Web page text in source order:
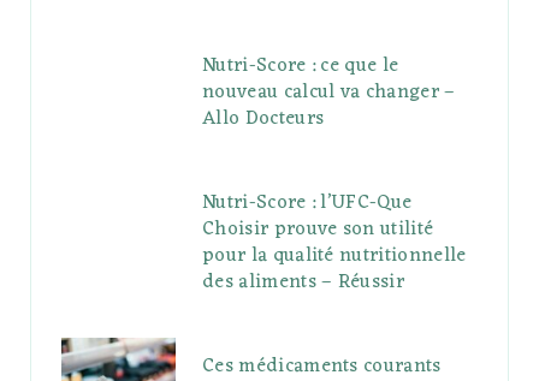
Nutri-Score : ce que le
nouveau calcul va changer –
Allo Docteurs
Nutri-Score : l’UFC-Que
Choisir prouve son utilité
pour la qualité nutritionnelle
des aliments – Réussir
Ces médicaments courants